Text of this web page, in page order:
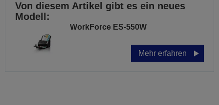
Von diesem Artikel gibt es ein neues
Modell:
WorkForce ES-550W
Mehr erfahren